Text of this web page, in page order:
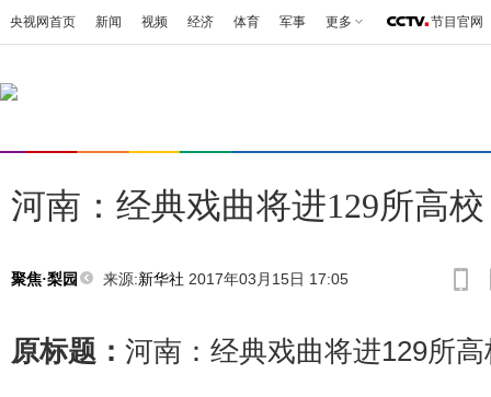
央视网首页 新闻 视频 经济 体育 军事 更多 节目官网
河南：经典戏曲将进129所高校
聚焦·梨园 来源:新华社 2017年03月15日 17:05
原标题： 河南：经典戏曲将进129所高